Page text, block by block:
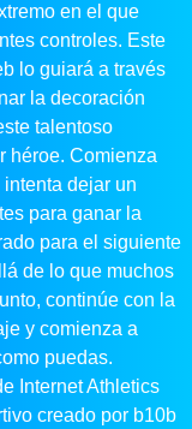
en el que
controles. Este
lo guiará a través
la decoración
talentoso
héroe. Comienza
dejar un
para ganar la
para el siguiente
de lo que muchos
continúe con la
y comienza a
puedas.
Internet Athletics
creado por b10b